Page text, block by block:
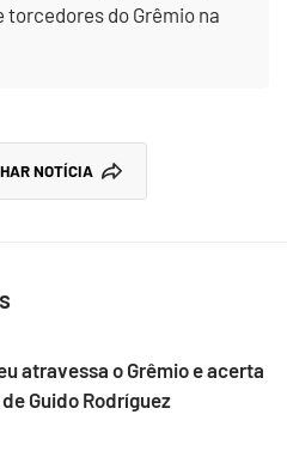
do Grêmio na
NOTÍCIA
atravessa o Grêmio e acerta
Guido Rodríguez